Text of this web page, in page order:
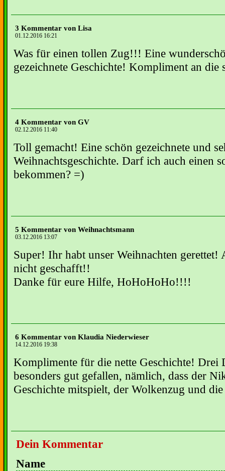
3 Kommentar von Lisa
01.12.2016 16:21
Was für einen tollen Zug!!! Eine
gezeichnete Geschichte! Kompliment an die
4 Kommentar von GV
02.12.2016 11:40
Toll gemacht! Eine schön gezeichnete und
Weihnachtsgeschichte. Darf ich auch einen
bekommen? =)
5 Kommentar von Weihnachtsmann
03.12.2016 13:07
Super! Ihr habt unser Weihnachten gerettet!
nicht geschafft!!
Danke für eure Hilfe, HoHoHoHo!!!!
6 Kommentar von Klaudia Niederwieser
14.12.2016 19:38
Komplimente für die nette Geschichte! Drei
besonders gut gefallen, nämlich, dass der
Geschichte mitspielt, der Wolkenzug und
Dein Kommentar
Name